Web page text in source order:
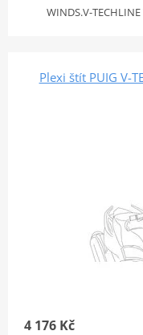
WINDS.V-
Plexi štít PUIG V-
4 176 Kč